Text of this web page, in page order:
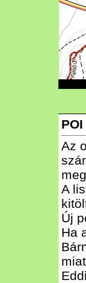
Az
A
Új
Ha